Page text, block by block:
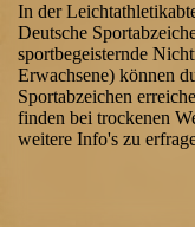
In der
Deutsche
sportbegeisternde
Erwachsene) können
Sportabzeichen
finden bei trockenen
weitere Info's zu